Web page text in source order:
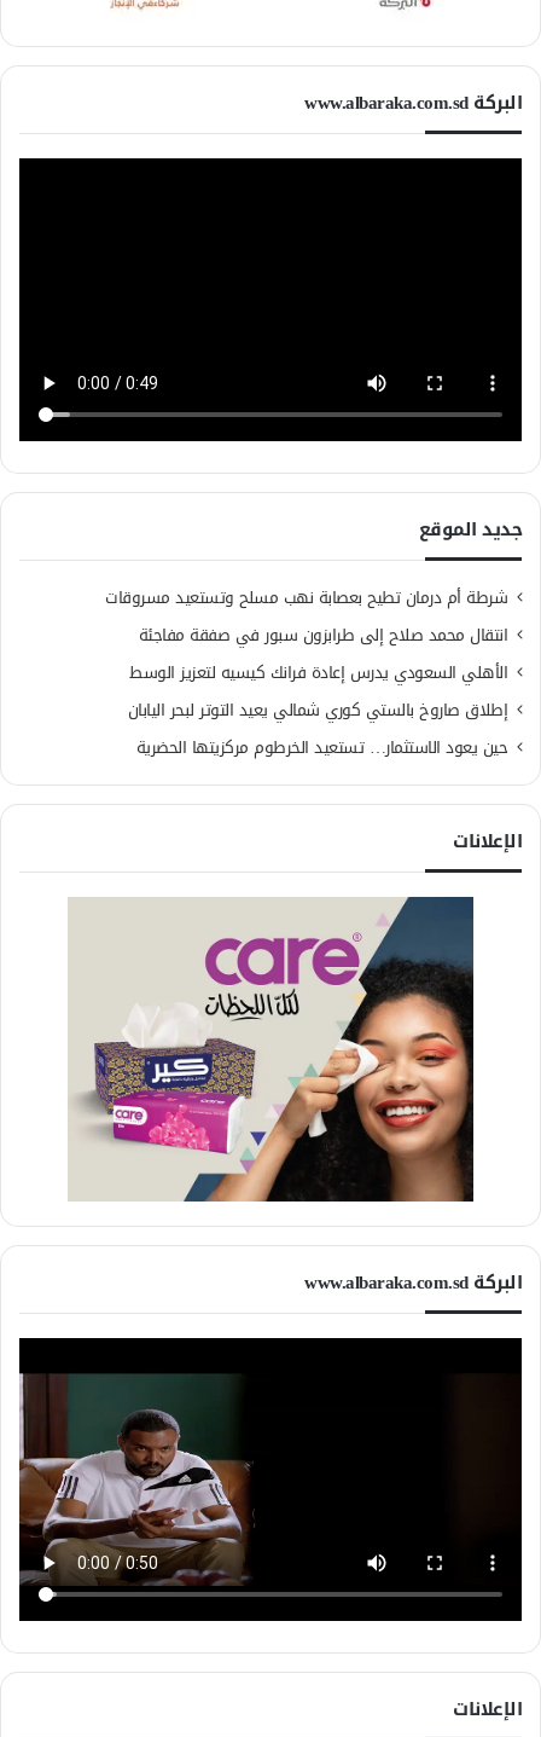
البركة www.albaraka.com.sd
جديد الموقع
شرطة أم درمان تطيح بعصابة نهب مسلح وتستعيد مسروقات
انتقال محمد صلاح إلى طرابزون سبور في صفقة مفاجئة
الأهلي السعودي يدرس إعادة فرانك كيسيه لتعزيز الوسط
إطلاق صاروخ بالستي كوري شمالي يعيد التوتر لبحر اليابان
حين يعود الاستثمار… تستعيد الخرطوم مركزيتها الحضرية
الإعلانات
البركة www.albaraka.com.sd
الإعلانات